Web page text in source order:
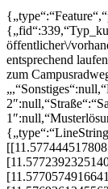
öffentlicher\/
entsprechend
zum